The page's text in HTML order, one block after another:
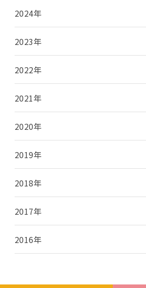
2024年
2023年
2022年
2021年
2020年
2019年
2018年
2017年
2016年